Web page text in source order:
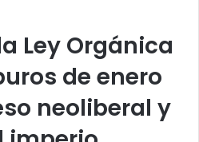
Ley Orgánica
de enero
neoliberal y